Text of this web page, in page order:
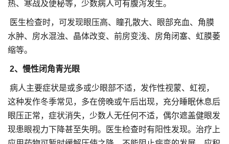
热、寒战及便秘等，少数病人可有腹泻发生。
医生检查时，可发现眼压高、瞳孔散大、眼部充血、角膜
水肿、房水混浊、晶体改变、前房变浅、房角闭塞、虹膜萎
缩等。
2、慢性闭角青光眼
病人主要症状是或多或少眼部不适，发作性视蒙、虹视，
这种发作冬季常见，多在傍晚或午后出现，充分睡眠休息后
眼压正常，症状消失，少数人无任何不适，偶尔遮盖健眼发
现患眼视力下降甚至失明。医生检查时有阳性发现。治疗上